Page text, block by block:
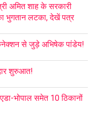
अमित शाह के सरकारी
भुगतान लटका, देखें पत्र
से जुड़े अभिषेक पांडेय!
शुरुआत!
भोपाल समेत 10 ठिकानों